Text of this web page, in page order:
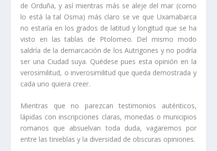
de Orduña, y así­ mientras más se aleje del mar (como
lo está la tal Osma) más claro se ve que Uxamabarca
no estarí­a en los grados de latitud y longitud que se ha
visto en las tablas de Ptolomeo. Del mismo modo
saldrí­a de la demarcación de los Autrigones y no podrí­a
ser una Ciudad suya. Quédese pues esta opinión en la
verosimilitud, o inverosimilitud que queda demostra­da y
cada uno quiera creer.
Mientras que no parezcan testimonios auténticos,
lápidas con inscripciones cla­ras, monedas o municipios
romanos que absuelvan toda duda, vagaremos por
entre las tinieblas y la diversidad de obscuras opiniones.